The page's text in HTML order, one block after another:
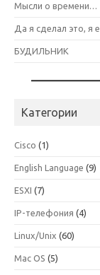
Мысли о времени…
Да я сделал это, я
БУДИЛЬНИК
Категории
Cisco (1)
English Language (9)
ESXI (7)
IP-телефония (4)
Linux/Unix (60)
Mac OS (5)